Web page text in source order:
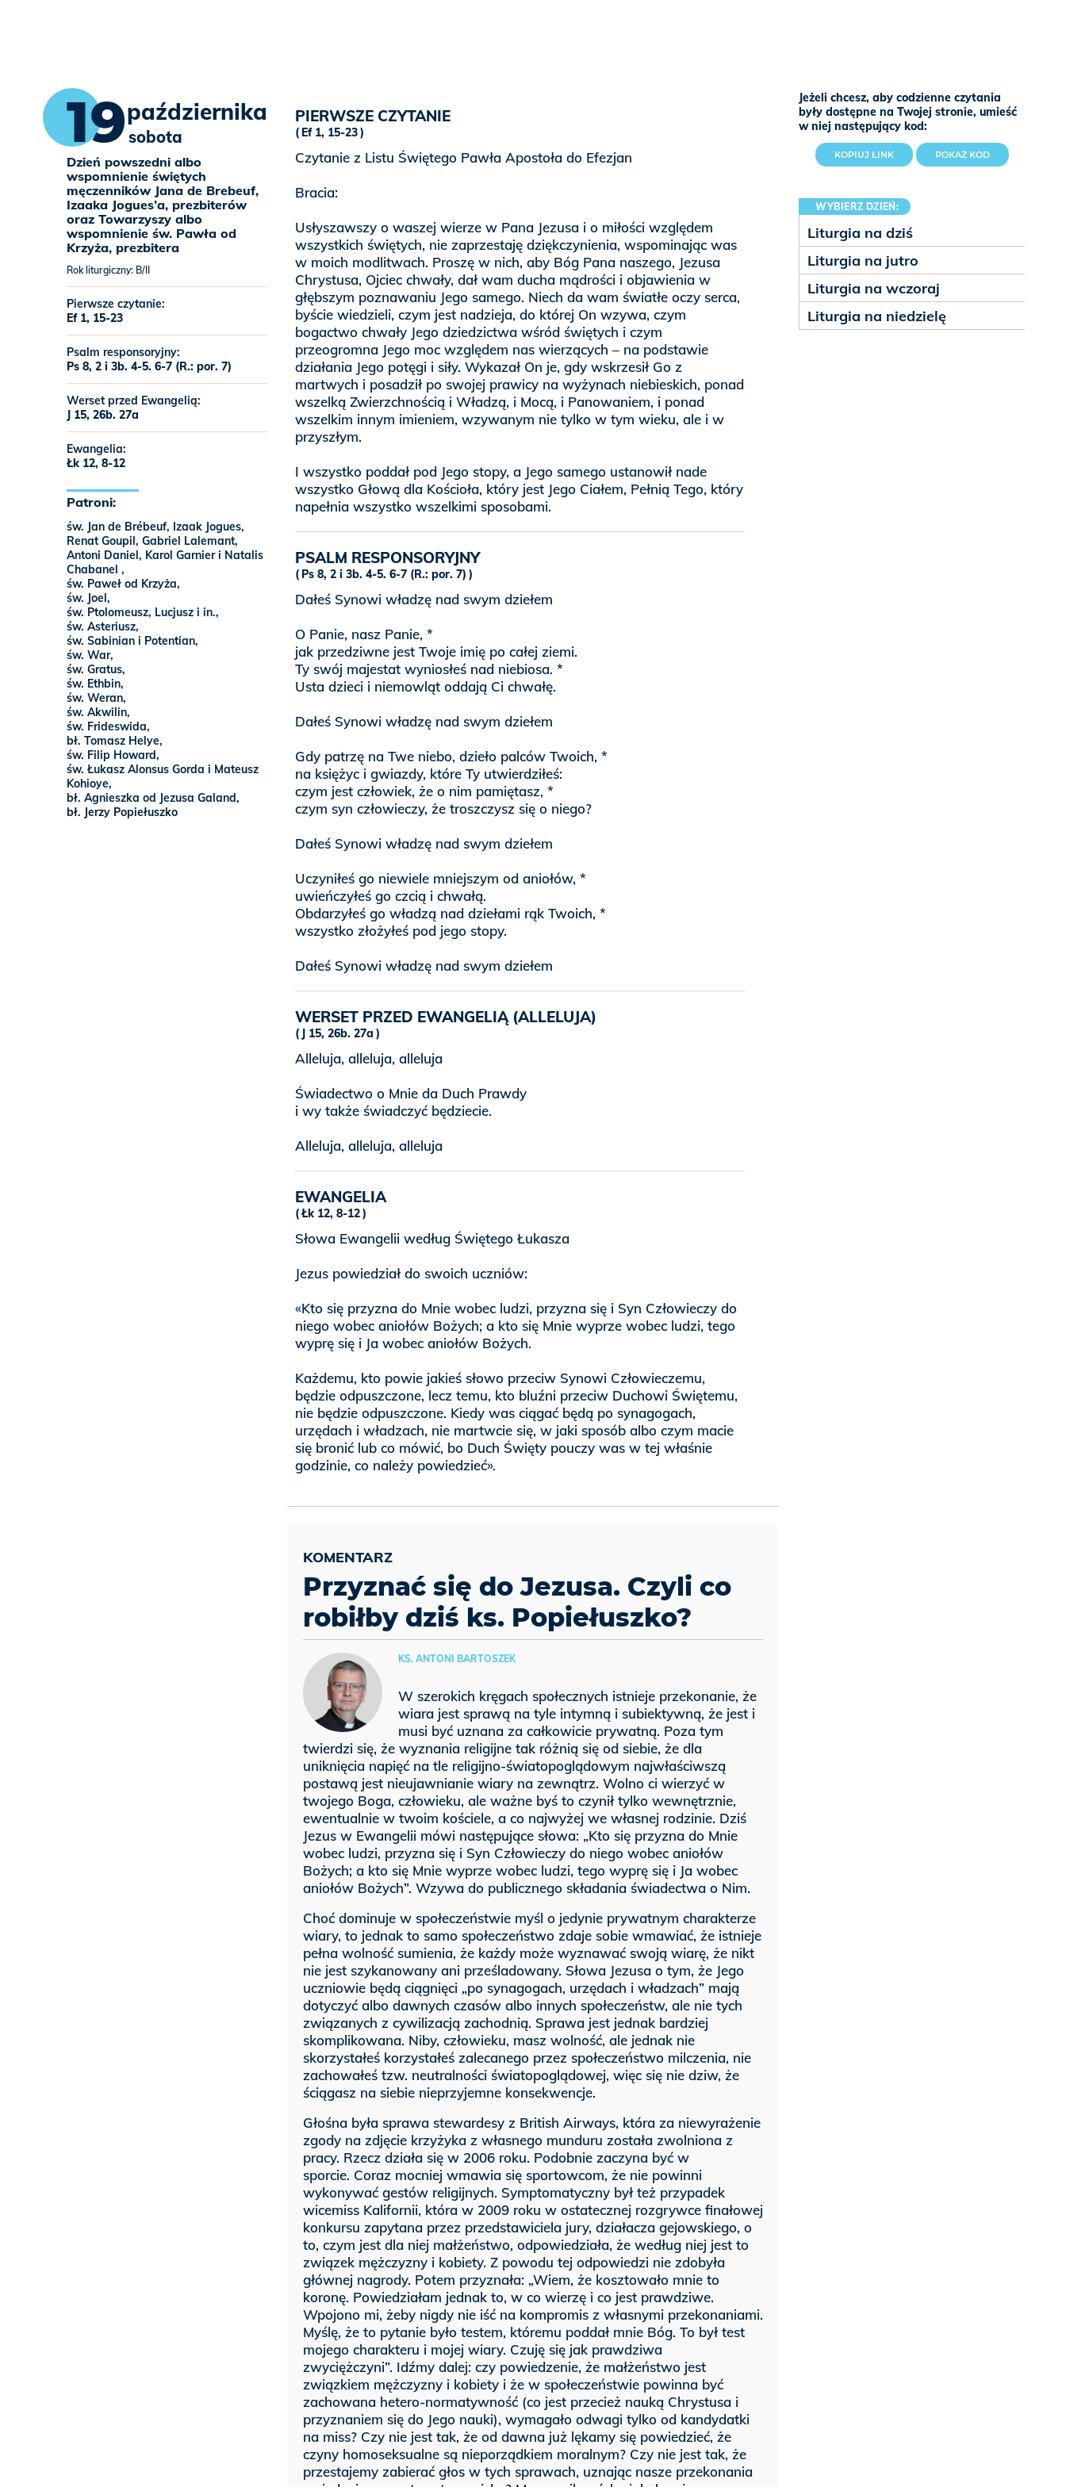
19października
sobota
Dzień powszedni albo
wspomnienie świętych
męczenników Jana de Brebeuf,
Izaaka Jogues’a, prezbiterów
oraz Towarzyszy albo
wspomnienie św. Pawła od
Krzyża, prezbitera
Rok liturgiczny: B/II
Pierwsze czytanie:
Ef 1, 15-23
Psalm responsoryjny:
Ps 8, 2 i 3b. 4-5. 6-7 (R.: por. 7)
Werset przed Ewangelią:
J 15, 26b. 27a
Ewangelia:
Łk 12, 8-12
Patroni:
św. Jan de Brébeuf, Izaak Jogues,
Renat Goupil, Gabriel Lalemant,
Antoni Daniel, Karol Garnier i Natalis
Chabanel ,
św. Paweł od Krzyża,
św. Joel,
św. Ptolomeusz, Lucjusz i in.,
św. Asteriusz,
św. Sabinian i Potentian,
św. War,
św. Gratus,
św. Ethbin,
św. Weran,
św. Akwilin,
św. Frideswida,
bł. Tomasz Helye,
św. Filip Howard,
św. Łukasz Alonsus Gorda i Mateusz
Kohioye,
bł. Agnieszka od Jezusa Galand,
bł. Jerzy Popiełuszko
PIERWSZE CZYTANIE
Ef 1, 15-23
Czytanie z Listu Świętego Pawła Apostoła do Efezjan
Bracia:
Usłyszawszy o waszej wierze w Pana Jezusa i o miłości względem
wszystkich świętych, nie zaprzestaję dziękczynienia, wspominając was
w moich modlitwach. Proszę w nich, aby Bóg Pana naszego, Jezusa
Chrystusa, Ojciec chwały, dał wam ducha mądrości i objawienia w
głębszym poznawaniu Jego samego. Niech da wam światłe oczy serca,
byście wiedzieli, czym jest nadzieja, do której On wzywa, czym
bogactwo chwały Jego dziedzictwa wśród świętych i czym
przeogromna Jego moc względem nas wierzących – na podstawie
działania Jego potęgi i siły. Wykazał On je, gdy wskrzesił Go z
martwych i posadził po swojej prawicy na wyżynach niebieskich, ponad
wszelką Zwierzchnością i Władzą, i Mocą, i Panowaniem, i ponad
wszelkim innym imieniem, wzywanym nie tylko w tym wieku, ale i w
przyszłym.
I wszystko poddał pod Jego stopy, a Jego samego ustanowił nade
wszystko Głową dla Kościoła, który jest Jego Ciałem, Pełnią Tego, który
napełnia wszystko wszelkimi sposobami.
PSALM RESPONSORYJNY
Ps 8, 2 i 3b. 4-5. 6-7 (R.: por. 7)
Dałeś Synowi władzę nad swym dziełem
O Panie, nasz Panie, *
jak przedziwne jest Twoje imię po całej ziemi.
Ty swój majestat wyniosłeś nad niebiosa. *
Usta dzieci i niemowląt oddają Ci chwałę.
Dałeś Synowi władzę nad swym dziełem
Gdy patrzę na Twe niebo, dzieło palców Twoich, *
na księżyc i gwiazdy, które Ty utwierdziłeś:
czym jest człowiek, że o nim pamiętasz, *
czym syn człowieczy, że troszczysz się o niego?
Dałeś Synowi władzę nad swym dziełem
Uczyniłeś go niewiele mniejszym od aniołów, *
uwieńczyłeś go czcią i chwałą.
Obdarzyłeś go władzą nad dziełami rąk Twoich, *
wszystko złożyłeś pod jego stopy.
Dałeś Synowi władzę nad swym dziełem
WERSET PRZED EWANGELIĄ (ALLELUJA)
J 15, 26b. 27a
Alleluja, alleluja, alleluja
Świadectwo o Mnie da Duch Prawdy
i wy także świadczyć będziecie.
Alleluja, alleluja, alleluja
EWANGELIA
Łk 12, 8-12
Słowa Ewangelii według Świętego Łukasza
Jezus powiedział do swoich uczniów:
«Kto się przyzna do Mnie wobec ludzi, przyzna się i Syn Człowieczy do
niego wobec aniołów Bożych; a kto się Mnie wyprze wobec ludzi, tego
wyprę się i Ja wobec aniołów Bożych.
Każdemu, kto powie jakieś słowo przeciw Synowi Człowieczemu,
będzie odpuszczone, lecz temu, kto bluźni przeciw Duchowi Świętemu,
nie będzie odpuszczone. Kiedy was ciągać będą po synagogach,
urzędach i władzach, nie martwcie się, w jaki sposób albo czym macie
się bronić lub co mówić, bo Duch Święty pouczy was w tej właśnie
godzinie, co należy powiedzieć».
Jeżeli chcesz, aby codzienne czytania
były dostępne na Twojej stronie, umieść
w niej następujący kod:
KOPIUJ LINK POKAŻ KOD
WYBIERZ DZIEŃ:
Liturgia na dziś
Liturgia na jutro
Liturgia na wczoraj
Liturgia na niedzielę
Przyznać się do Jezusa. Czyli co
robiłby dziś ks. Popiełuszko?
KS. ANTONI BARTOSZEK
W szerokich kręgach społecznych istnieje przekonanie, że
wiara jest sprawą na tyle intymną i subiektywną, że jest i
musi być uznana za całkowicie prywatną. Poza tym
twierdzi się, że wyznania religijne tak różnią się od siebie, że dla
uniknięcia napięć na tle religijno-światopoglądowym najwłaściwszą
postawą jest nieujawnianie wiary na zewnątrz. Wolno ci wierzyć w
twojego Boga, człowieku, ale ważne byś to czynił tylko wewnętrznie,
ewentualnie w twoim kościele, a co najwyżej we własnej rodzinie. Dziś
Jezus w Ewangelii mówi następujące słowa: „Kto się przyzna do Mnie
wobec ludzi, przyzna się i Syn Człowieczy do niego wobec aniołów
Bożych; a kto się Mnie wyprze wobec ludzi, tego wyprę się i Ja wobec
aniołów Bożych”. Wzywa do publicznego składania świadectwa o Nim.
Choć dominuje w społeczeństwie myśl o jedynie prywatnym charakterze
wiary, to jednak to samo społeczeństwo zdaje sobie wmawiać, że istnieje
pełna wolność sumienia, że każdy może wyznawać swoją wiarę, że nikt
nie jest szykanowany ani prześladowany. Słowa Jezusa o tym, że Jego
uczniowie będą ciągnięci „po synagogach, urzędach i władzach” mają
dotyczyć albo dawnych czasów albo innych społeczeństw, ale nie tych
związanych z cywilizacją zachodnią. Sprawa jest jednak bardziej
skomplikowana. Niby, człowieku, masz wolność, ale jednak nie
skorzystałeś korzystałeś zalecanego przez społeczeństwo milczenia, nie
zachowałeś tzw. neutralności światopoglądowej, więc się nie dziw, że
ściągasz na siebie nieprzyjemne konsekwencje.
Głośna była sprawa stewardesy z British Airways, która za niewyrażenie
zgody na zdjęcie krzyżyka z własnego munduru została zwolniona z
pracy. Rzecz działa się w 2006 roku. Podobnie zaczyna być w
sporcie. Coraz mocniej wmawia się sportowcom, że nie powinni
wykonywać gestów religijnych. Symptomatyczny był też przypadek
wicemiss Kalifornii, która w 2009 roku w ostatecznej rozgrywce finałowej
konkursu zapytana przez przedstawiciela jury, działacza gejowskiego, o
to, czym jest dla niej małżeństwo, odpowiedziała, że według niej jest to
związek mężczyzny i kobiety. Z powodu tej odpowiedzi nie zdobyła
głównej nagrody. Potem przyznała: „Wiem, że kosztowało mnie to
koronę. Powiedziałam jednak to, w co wierzę i co jest prawdziwe.
Wpojono mi, żeby nigdy nie iść na kompromis z własnymi przekonaniami.
Myślę, że to pytanie było testem, któremu poddał mnie Bóg. To był test
mojego charakteru i mojej wiary. Czuję się jak prawdziwa
zwyciężczyni”. Idźmy dalej: czy powiedzenie, że małżeństwo jest
związkiem mężczyzny i kobiety i że w społeczeństwie powinna być
zachowana hetero-normatywność (co jest przecież nauką Chrystusa i
przyznaniem się do Jego nauki), wymagało odwagi tylko od kandydatki
na miss? Czy nie jest tak, że od dawna już lękamy się powiedzieć, że
czyny homoseksualne są nieporządkiem moralnym? Czy nie jest tak, że
przestajemy zabierać głos w tych sprawach, uznając nasze przekonania